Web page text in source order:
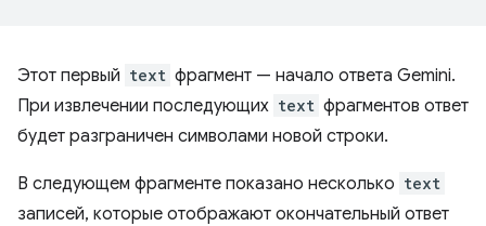
Этот первый text фрагмент — начало ответа Gemini.
При извлечении последующих text фрагментов ответ
будет разграничен символами новой строки.
В следующем фрагменте показано несколько text
записей, которые отображают окончательный ответ